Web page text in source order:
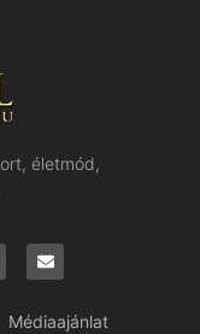
életmód,
Médiaajánlat